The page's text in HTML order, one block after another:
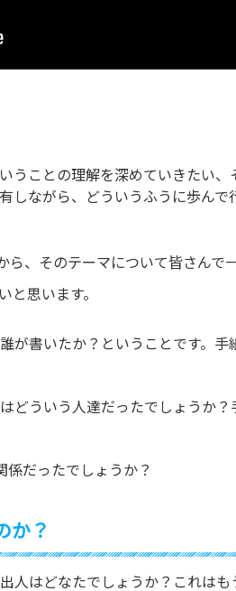
うことの理解を深めていきたい
しながら、どういうふうに歩んで
、そのテーマについて皆さんで
と思います。
が書いたか？ということです。手
どういう人達だったでしょうか？
だったでしょうか？
か？
人はどなたでしょうか？これは